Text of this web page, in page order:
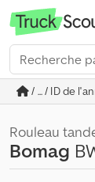
/ ... / ID de
Rouleau
Bomag